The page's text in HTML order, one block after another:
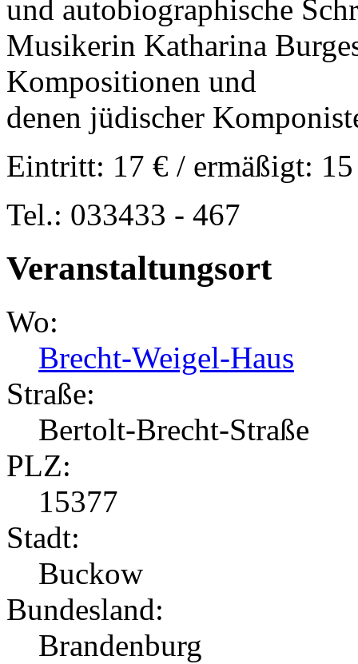
und autobiographische
Musikerin Katharina
Kompositionen und
denen jüdischer
Eintritt: 17 € / ermäßigt:
Tel.: 033433 - 467
Veranstaltungsort
Wo:
Brecht-Weigel-Haus
Straße:
Bertolt-Brecht-Straße
PLZ:
15377
Stadt:
Buckow
Bundesland:
Brandenburg